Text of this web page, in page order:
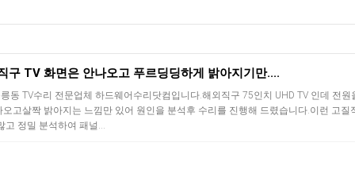
구 TV 화면은 안나오고 푸르딩딩하게 밝아지기만....
동 TV수리 전문업체 하드웨어수리닷컴입니다.해외직구 75인치 UHD TV 인데 전원
고살짝 밝아지는 느낌만 있어 원인을 분석후 수리를 진행해 드렸습니다.이런 고질
고 정밀 분석하여 패널…